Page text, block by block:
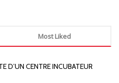
Most Liked
D’UN CENTRE INCUBATEUR